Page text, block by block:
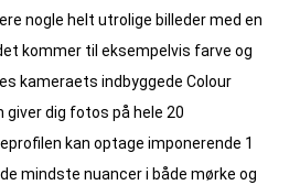
nogle helt utrolige billeder med en
kommer til eksempelvis farve og
kameraets indbyggede Colour
giver dig fotos på hele 20
kan optage imponerende 1
mindste nuancer i både mørke og